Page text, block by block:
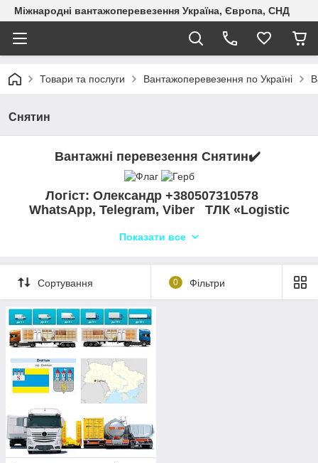
Міжнародні вантажоперевезення Україна, Європа, СНД
Товари та послуги Вантажоперевезення по Україні
Снятин
Вантажні перевезення Снятин✔️
Логіст: Олександр +380507310578
WhatsApp, Telegram, Viber ТЛК «Logistic
Компанія "Logistic Systems" пропонує якісні
включаючи бортові, рефрижераторні, негабаритні та інші.
Наш диспетчерський відділ готовий прийняти ваше
замовлення та організувати оперативну доставку. Ми
пропонуємо широкий спектр послуг, включаючи перевезення
вантажів різних обсягів та спеціальної техніки. Замовте
потреби професіоналам.
Показати все
Сортування 0 Фільтри